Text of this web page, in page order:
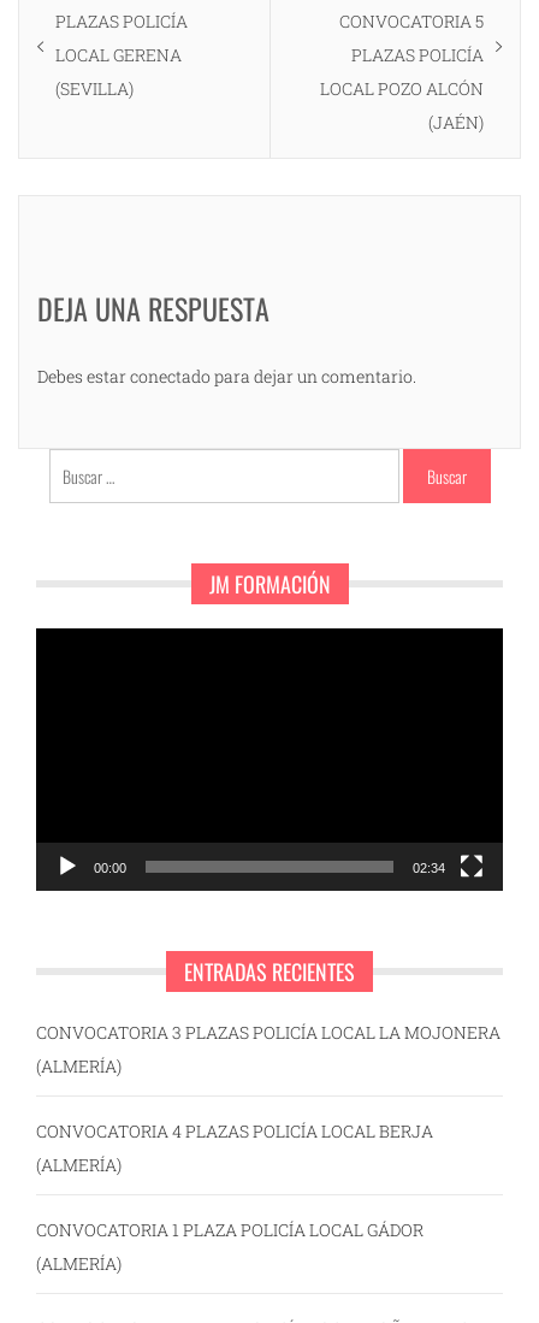
entradas
anterior:
PLAZAS POLICÍA
LOCAL GERENA
(SEVILLA)
CONVOCATORIA 5
PLAZAS POLICÍA
LOCAL POZO ALCÓN
(JAÉN)
DEJA UNA RESPUESTA
Debes estar conectado para dejar un comentario.
Buscar:
JM FORMACIÓN
00:00 02:34
ENTRADAS RECIENTES
CONVOCATORIA 3 PLAZAS POLICÍA LOCAL LA MOJONERA
(ALMERÍA)
CONVOCATORIA 4 PLAZAS POLICÍA LOCAL BERJA
(ALMERÍA)
CONVOCATORIA 1 PLAZA POLICÍA LOCAL GÁDOR
(ALMERÍA)